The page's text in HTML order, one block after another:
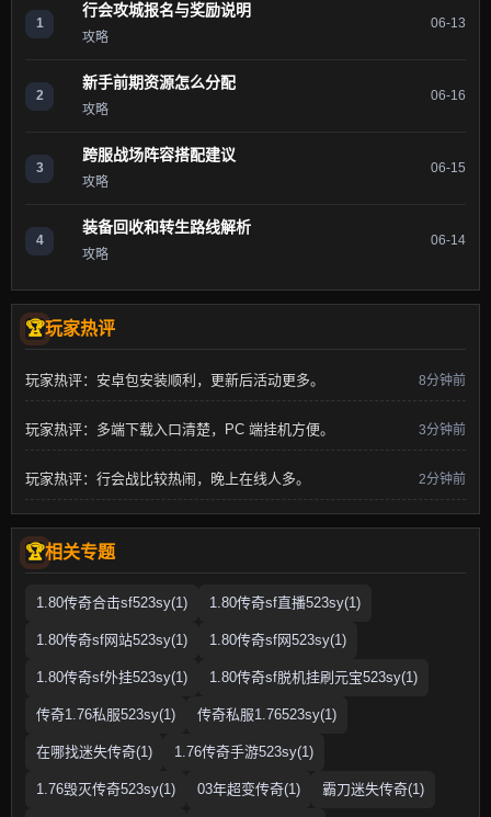
1
行会攻城报名与奖励说明
攻略
06-13
2
新手前期资源怎么分配
攻略
06-16
3
跨服战场阵容搭配建议
攻略
06-15
4
装备回收和转生路线解析
攻略
06-14
玩家热评
玩家热评：安卓包安装顺利，更新后活动更多。 8分钟前
玩家热评：多端下载入口清楚，PC 端挂机方便。 3分钟前
玩家热评：行会战比较热闹，晚上在线人多。 2分钟前
相关专题
1.80传奇合击sf523sy(1) 1.80传奇sf直播523sy(1)
1.80传奇sf网站523sy(1) 1.80传奇sf网523sy(1)
1.80传奇sf外挂523sy(1) 1.80传奇sf脱机挂刷元宝523sy(1)
传奇1.76私服523sy(1) 传奇私服1.76523sy(1)
在哪找迷失传奇(1) 1.76传奇手游523sy(1)
1.76毁灭传奇523sy(1) 03年超变传奇(1) 霸刀迷失传奇(1)